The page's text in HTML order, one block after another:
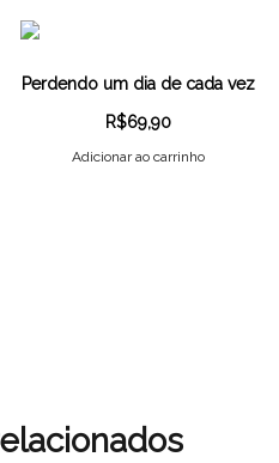
Perdendo um dia de cada vez
R$69,90
Adicionar ao carrinho